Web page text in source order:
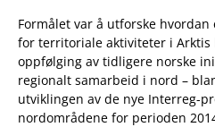
Formålet var å utforske
for territoriale aktiviteter i Arktis
oppfølging av tidligere norske
regionalt samarbeid i nord –
utviklingen av de nye Interreg-
nordområdene for perioden